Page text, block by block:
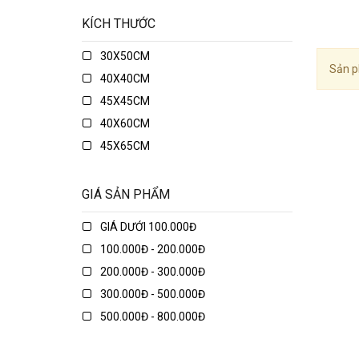
Sản
KÍCH THƯỚC
30X50CM
40X40CM
45X45CM
40X60CM
45X65CM
48X74CM
50X50CM
50X70CM
GIÁ SẢN PHẨM
GIÁ DƯỚI 100.000Đ
100.000Đ - 200.000Đ
200.000Đ - 300.000Đ
300.000Đ - 500.000Đ
500.000Đ - 800.000Đ